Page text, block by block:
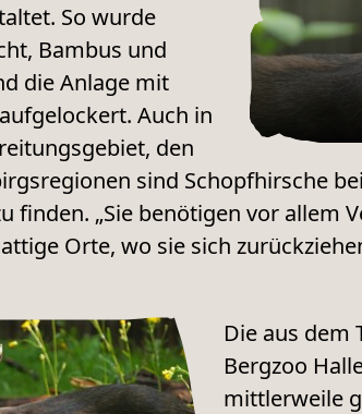
So wurde
Bambus und
die Anlage mit
Auch in
den
sind Schopfhirsche
finden. „Sie benötigen vor allem
Orte, wo sie sich
Die aus dem
Bergzoo
mittlerweile